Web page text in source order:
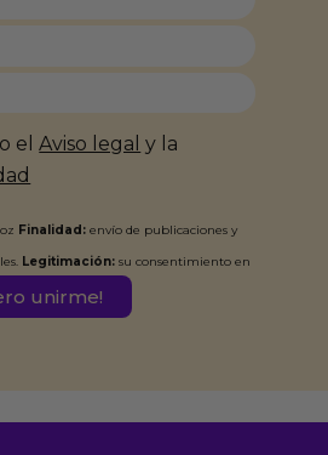
elAviso legal y la
Finalidad: envío de publicaciones y
Legitimación: su consentimiento en
Roig Muñoz. Podrás ejercer tus